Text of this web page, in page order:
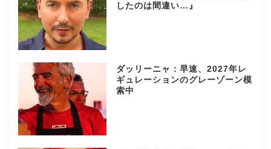
したのは間違い…』
ダッリーニャ：早速、2027年レ
ギュレーションのグレーゾーン模
索中